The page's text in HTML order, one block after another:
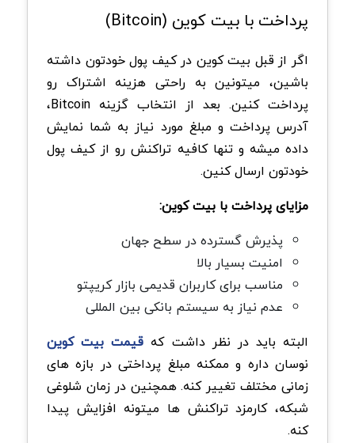
پرداخت با بیت کوین (Bitcoin)
اگر از قبل بیت کوین در کیف پول خودتون داشته
باشین، میتونین به راحتی هزینه اشتراک رو
پرداخت کنین. بعد از انتخاب گزینه Bitcoin،
آدرس پرداخت و مبلغ مورد نیاز به شما نمایش
داده میشه و تنها کافیه تراکنش رو از کیف پول
خودتون ارسال کنین.
مزایای پرداخت با بیت کوین:
پذیرش گسترده در سطح جهان
امنیت بسیار بالا
مناسب برای کاربران قدیمی بازار کریپتو
عدم نیاز به سیستم بانکی بین المللی
البته باید در نظر داشت که قیمت بیت کوین
نوسان داره و ممکنه مبلغ پرداختی در بازه های
زمانی مختلف تغییر کنه. همچنین در زمان شلوغی
شبکه، کارمزد تراکنش ها میتونه افزایش پیدا
کنه.